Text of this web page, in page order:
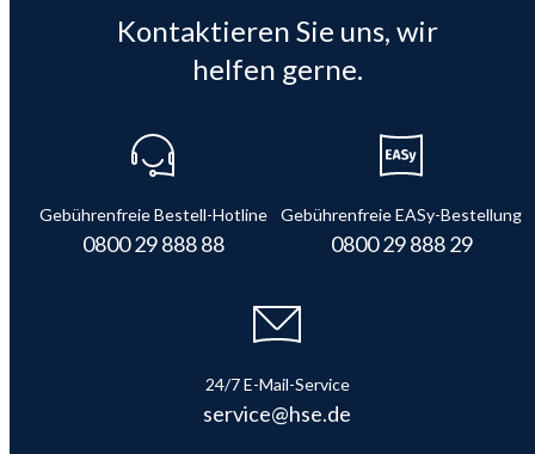
Kontaktieren Sie uns, wir
helfen gerne.
Gebührenfreie Bestell-Hotline
0800 29 888 88
Gebührenfreie EASy-Bestellung
0800 29 888 29
24/7 E-Mail-Service
service@hse.de